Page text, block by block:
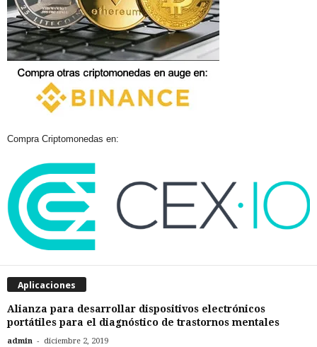
Compra Criptomonedas en:
Aplicaciones
Alianza para desarrollar dispositivos electrónicos
portátiles para el diagnóstico de trastornos mentales
admin - diciembre 2, 2019